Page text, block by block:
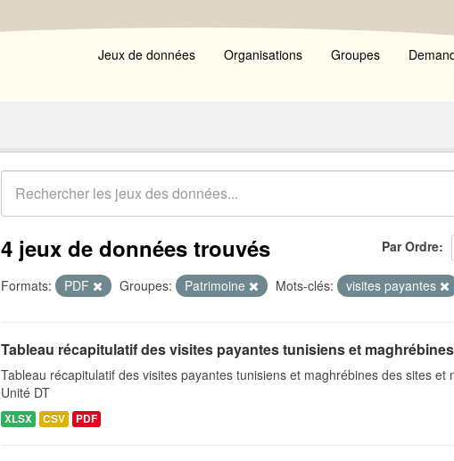
Jeux de données Organisations Groupes
Par Ordre
4 jeux de données trouvés
Formats: PDF Groupes: Patrimoine Mots-clés: visites payantes
Tableau récapitulatif des visites payantes tunisiens et
Tableau récapitulatif des visites payantes tunisiens et maghrébines des sites et
Unité DT
XLSX CSV PDF